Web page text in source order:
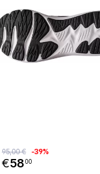
€5800
95,00 € -39%